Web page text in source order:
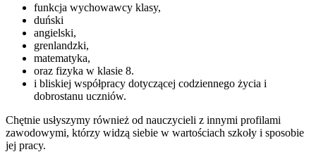
funkcja wychowawcy klasy,
duński
angielski,
grenlandzki,
matematyka,
oraz fizyka w klasie 8.
i bliskiej współpracy dotyczącej codziennego życia i
dobrostanu uczniów.
Chętnie usłyszymy również od nauczycieli z innymi profilami
zawodowymi, którzy widzą siebie w wartościach szkoły i sposobie
jej pracy.